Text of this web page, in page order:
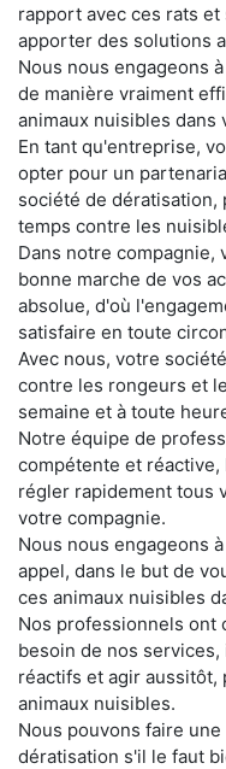
rapport avec ces rats
apporter des solutions
Nous nous engageons
de manière vraiment
animaux nuisibles dans
En tant qu'entreprise,
opter pour un
société de
temps contre les
Dans notre
bonne marche de vos
absolue, d'où
satisfaire en toute
Avec nous, votre
contre les rongeurs et
semaine et à toute
Notre équipe de
compétente et
régler rapidement tous
votre compagnie.
Nous nous engageons
appel, dans le but de
ces animaux nuisibles
Nos professionnels ont
besoin de nos
réactifs et agir aussitôt,
animaux nuisibles.
Nous pouvons faire
dératisation s'il le faut